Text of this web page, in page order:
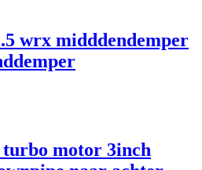
wrx midddendemper
turbo motor 3inch